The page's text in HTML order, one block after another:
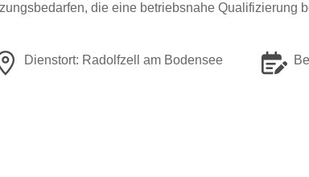
die eine betriebsnahe Qualifizierung
Dienstort: Radolfzell am Bodensee